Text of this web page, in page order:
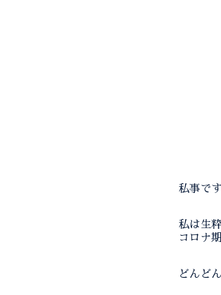
私事で
私は生
コロナ
どんど